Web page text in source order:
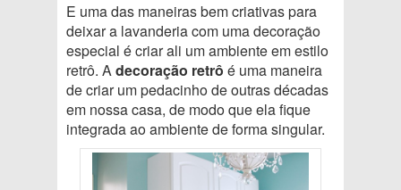
E uma das maneiras bem criativas para
deixar a lavanderia com uma decoração
especial é criar ali um ambiente em estilo
retrô. Adecoração retrô é uma maneira
de criar um pedacinho de outras décadas
em nossa casa, de modo que ela fique
integrada ao ambiente de forma singular.